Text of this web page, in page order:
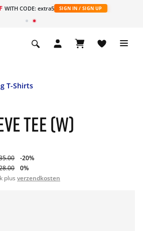
WITH CODE: extra5 SIGN IN / SIGN UP
T-Shirts
TEE (W)
-20%
0%
plus verzendkosten